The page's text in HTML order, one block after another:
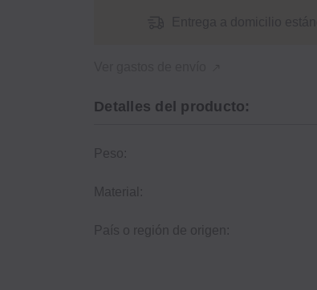
Detalles del producto:
Peso:
Material:
País o región de origen: